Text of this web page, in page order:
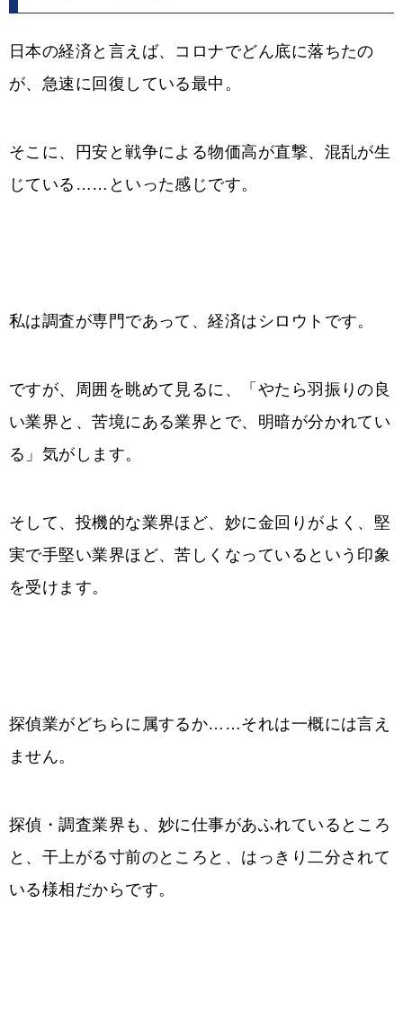
日本の経済と言えば、コロナでどん底に落ちたの
が、急速に回復している最中。
そこに、円安と戦争による物価高が直撃、混乱が生
じている……といった感じです。
私は調査が専門であって、経済はシロウトです。
ですが、周囲を眺めて見るに、「やたら羽振りの良
い業界と、苦境にある業界とで、明暗が分かれてい
る」気がします。
そして、投機的な業界ほど、妙に金回りがよく、堅
実で手堅い業界ほど、苦しくなっているという印象
を受けます。
探偵業がどちらに属するか……それは一概には言え
ません。
探偵・調査業界も、妙に仕事があふれているところ
と、干上がる寸前のところと、はっきり二分されて
いる様相だからです。